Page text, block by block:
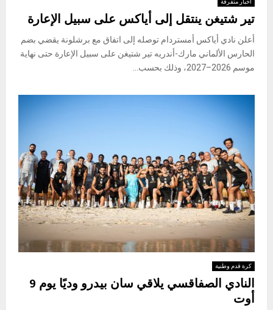
اخبار متفرقة
تير شتيغن ينتقل إلى أياكس على سبيل الإعارة
أعلن نادي أياكس أمستردام توصله إلى اتفاق مع برشلونة يقضي بضم
الحارس الألماني مارك-أندريه تير شتيغن على سبيل الإعارة حتى نهاية
موسم 2026–2027، وذلك بحسب...
كرة قدم وطنية
النادي الصفاقسي يلاقي سان بيدرو وديًا يوم 9
أوت